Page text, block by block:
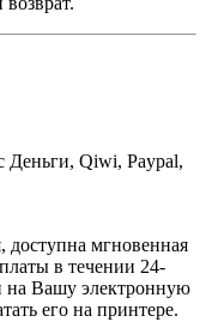
Деньги, Qiwi, Paypal,
доступна мгновенная
в течении 24-
на Вашу электронную
его на принтере.